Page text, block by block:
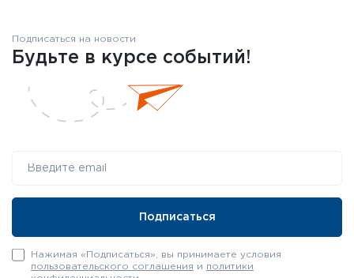
Подписаться на новости
Будьте в курсе событий!
Нажимая «Подписаться», вы принимаете условия
пользовательского соглашения и политики